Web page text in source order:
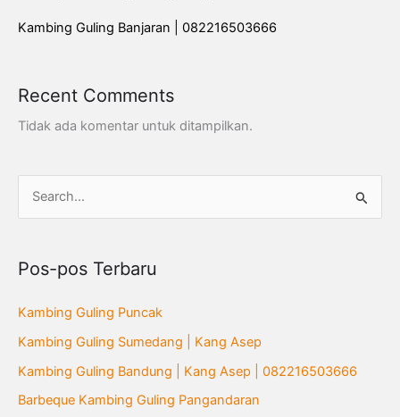
Kambing Guling Banjaran | 082216503666
Recent Comments
Tidak ada komentar untuk ditampilkan.
i
u
k
Pos-pos Terbaru
Kambing Guling Puncak
Kambing Guling Sumedang | Kang Asep
Kambing Guling Bandung | Kang Asep | 082216503666
Barbeque Kambing Guling Pangandaran